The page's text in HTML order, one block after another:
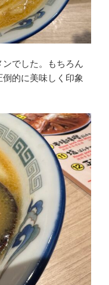
でした。もちろん
的に美味しく印象